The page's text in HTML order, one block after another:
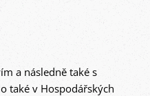
a následně také s
také v Hospodářských